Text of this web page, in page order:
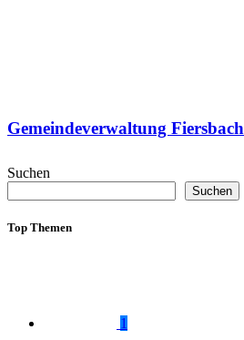
Gemeindeverwaltung Fiersbach
Suchen
Suchen
Top Themen
1